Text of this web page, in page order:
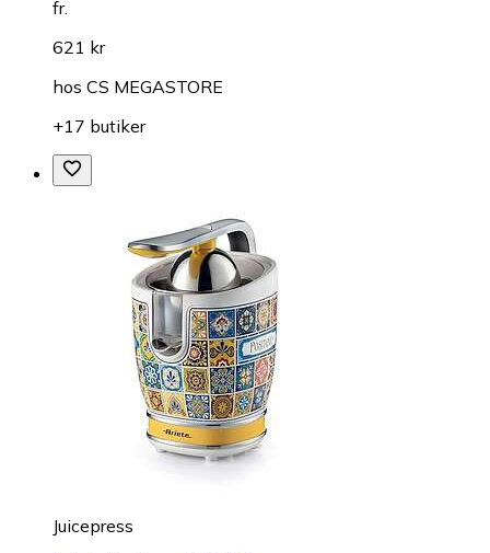
fr.
621 kr
hos CS MEGASTORE
+17 butiker
Juicepress